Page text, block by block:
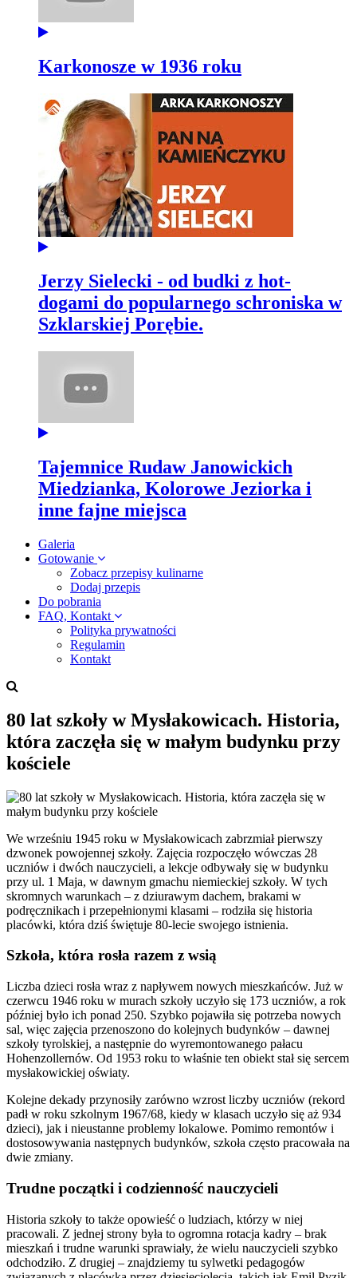
Karkonosze w 1936 roku
Jerzy Sielecki - od budki z hot-
dogami do popularnego schroniska w
Szklarskiej Porębie.
Tajemnice Rudaw Janowickich
Miedzianka, Kolorowe Jeziorka i
inne fajne miejsca
Galeria
Gotowanie
Zobacz przepisy kulinarne
Dodaj przepis
Do pobrania
FAQ, Kontakt
Polityka prywatności
Regulamin
Kontakt
80 lat szkoły w Mysłakowicach. Historia,
która zaczęła się w małym budynku przy
kościele
We wrześniu 1945 roku w Mysłakowicach zabrzmiał pierwszy
dzwonek powojennej szkoły. Zajęcia rozpoczęło wówczas 28
uczniów i dwóch nauczycieli, a lekcje odbywały się w budynku
przy ul. 1 Maja, w dawnym gmachu niemieckiej szkoły. W tych
skromnych warunkach – z dziurawym dachem, brakami w
podręcznikach i przepełnionymi klasami – rodziła się historia
placówki, która dziś świętuje 80-lecie swojego istnienia.
Szkoła, która rosła razem z wsią
Liczba dzieci rosła wraz z napływem nowych mieszkańców. Już w
czerwcu 1946 roku w murach szkoły uczyło się 173 uczniów, a rok
później było ich ponad 250. Szybko pojawiła się potrzeba nowych
sal, więc zajęcia przenoszono do kolejnych budynków – dawnej
szkoły tyrolskiej, a następnie do wyremontowanego pałacu
Hohenzollernów. Od 1953 roku to właśnie ten obiekt stał się sercem
mysłakowickiej oświaty.
Kolejne dekady przynosiły zarówno wzrost liczby uczniów (rekord
padł w roku szkolnym 1967/68, kiedy w klasach uczyło się aż 934
dzieci), jak i nieustanne problemy lokalowe. Pomimo remontów i
dostosowywania następnych budynków, szkoła często pracowała na
dwie zmiany.
Trudne początki i codzienność nauczycieli
Historia szkoły to także opowieść o ludziach, którzy w niej
pracowali. Z jednej strony była to ogromna rotacja kadry – brak
mieszkań i trudne warunki sprawiały, że wielu nauczycieli szybko
odchodziło. Z drugiej – znajdziemy tu sylwetki pedagogów